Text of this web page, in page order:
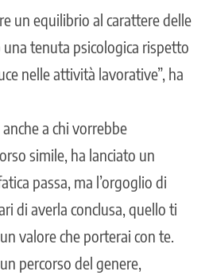
un equilibrio al carattere delle
tenuta psicologica rispetto
nelle attività lavorative”, ha
a chi vorrebbe
simile, ha lanciato un
passa, ma l’orgoglio di
di averla conclusa, quello ti
valore che porterai con te.
percorso del genere,